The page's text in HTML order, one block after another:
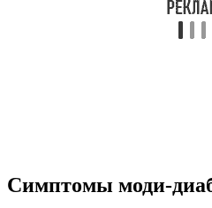
Симптомы моди-